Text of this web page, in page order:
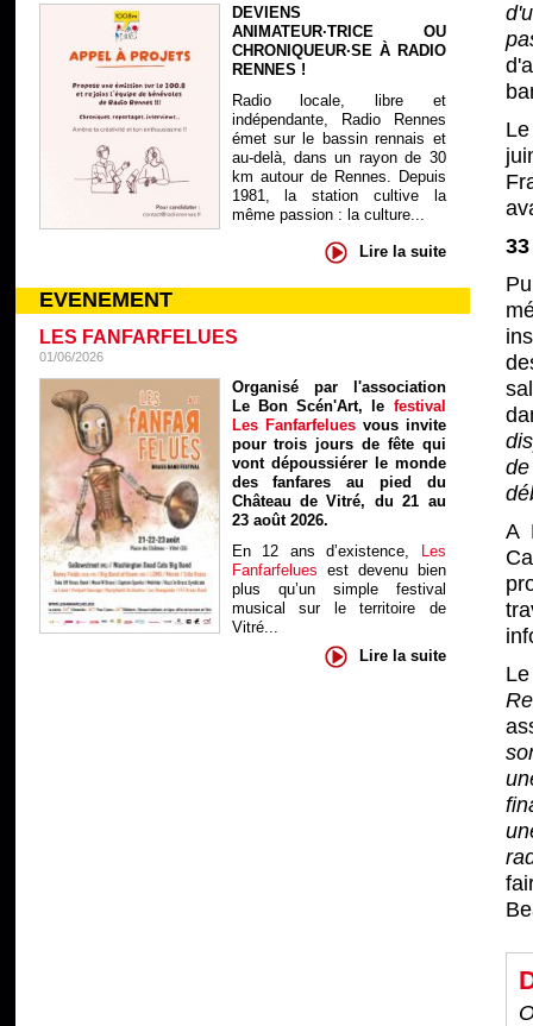
DEVIENS
ANIMATEUR·TRICE OU
CHRONIQUEUR·SE À RADIO
RENNES !
Radio locale, libre et
indépendante, Radio Rennes
émet sur le bassin rennais et
au-delà, dans un rayon de 30
km autour de Rennes. Depuis
1981, la station cultive la
même passion : la culture...
Lire la suite
EVENEMENT
LES FANFARFELUES
01/06/2026
Organisé par l'association
Le Bon Scén'Art, le festival
Les Fanfarfelues vous invite
pour trois jours de fête qui
vont dépoussiérer le monde
des fanfares au pied du
Château de Vitré, du 21 au
23 août 2026.
En 12 ans d’existence, Les
Fanfarfelues est devenu bien
plus qu’un simple festival
musical sur le territoire de
Vitré...
Lire la suite
A